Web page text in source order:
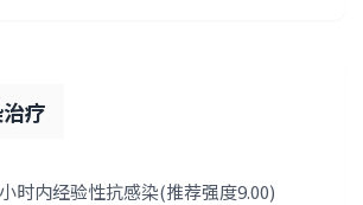
疗
时内经验性抗感染(推荐强度9.00)